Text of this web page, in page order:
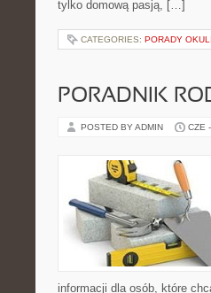
tylko domową pasją, […]
CATEGORIES: PORADY
PORADNIK
POSTED BY ADMIN CZE
informacji dla osób, które